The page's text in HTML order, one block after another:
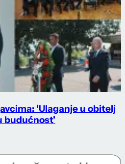
'Ulaganje u obitelj
budućnost'